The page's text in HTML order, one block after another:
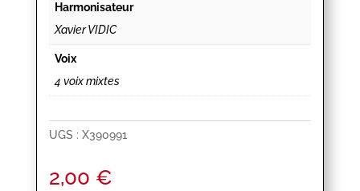
Harmonisateur
Xavier VIDIC
Voix
4 voix mixtes
UGS : X390991
2,00 €